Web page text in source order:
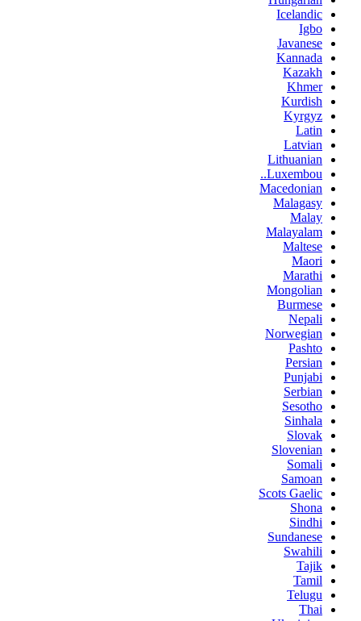
Icelandic
Igbo
Javanese
Kannada
Kazakh
Khmer
Kurdish
Kyrgyz
Latin
Latvian
Lithuanian
Luxembou..
Macedonian
Malagasy
Malay
Malayalam
Maltese
Maori
Marathi
Mongolian
Burmese
Nepali
Norwegian
Pashto
Persian
Punjabi
Serbian
Sesotho
Sinhala
Slovak
Slovenian
Somali
Samoan
Scots Gaelic
Shona
Sindhi
Sundanese
Swahili
Tajik
Tamil
Telugu
Thai